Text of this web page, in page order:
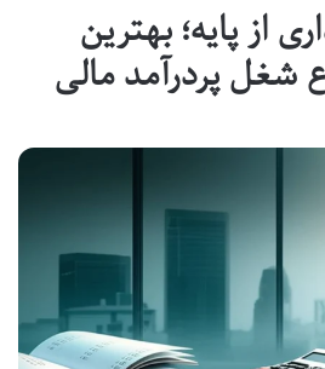
از پایه؛ بهترین
شغل پردرآمد مالی